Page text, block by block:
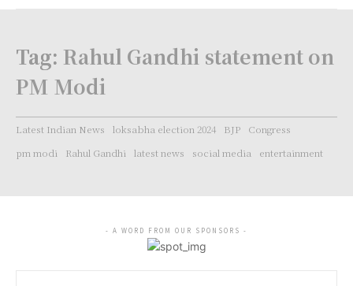
Tag: Rahul Gandhi statement on
PM Modi
Latest Indian News loksabha election 2024 BJP
Congress
pm modi
Rahul Gandhi latest news social media entertainment
- A WORD FROM OUR SPONSORS -